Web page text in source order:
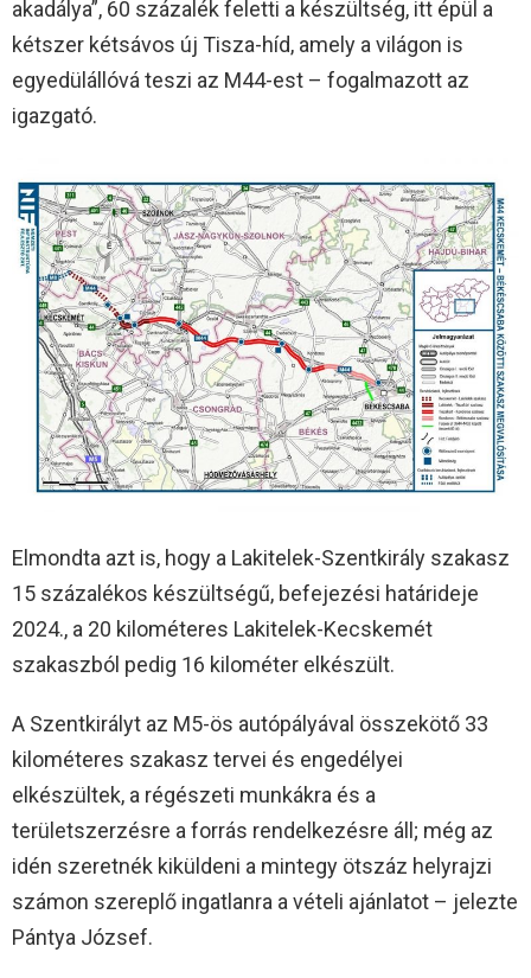
akadálya”, 60 százalék feletti a készültség, itt épül a
kétszer kétsávos új Tisza-híd, amely a világon is
egyedülállóvá teszi az M44-est – fogalmazott az
igazgató.
Elmondta azt is, hogy a Lakitelek-Szentkirály szakasz
15 százalékos készültségű, befejezési határideje
2024., a 20 kilométeres Lakitelek-Kecskemét
szakaszból pedig 16 kilométer elkészült.
A Szentkirályt az M5-ös autópályával összekötő 33
kilométeres szakasz tervei és engedélyei
elkészültek, a régészeti munkákra és a
területszerzésre a forrás rendelkezésre áll; még az
idén szeretnék kiküldeni a mintegy ötszáz helyrajzi
számon szereplő ingatlanra a vételi ajánlatot – jelezte
Pántya József.